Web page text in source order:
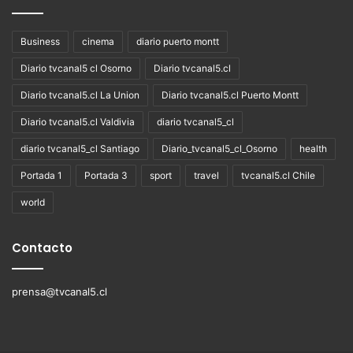
Business cinema diario puerto montt
Diario tvcanal5 cl Osorno Diario tvcanal5.cl
Diario tvcanal5.cl La Union Diario tvcanal5.cl Puerto Montt
Diario tvcanal5.cl Valdivia diario tvcanal5_cl
diario tvcanal5_cl Santiago Diario_tvcanal5_cl_Osorno health
Portada 1 Portada 3 sport travel tvcanal5.cl Chile
world
Contacto
prensa@tvcanal5.cl